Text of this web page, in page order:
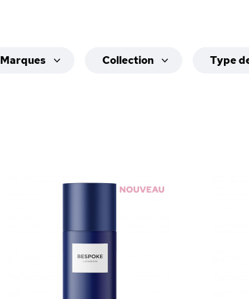
Marques Collection Type